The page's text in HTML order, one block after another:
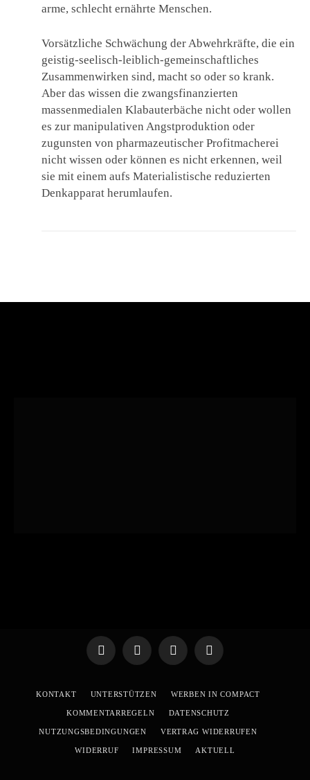
arme, schlecht ernährte Menschen.
Vorsätzliche Schwächung der Abwehrkräfte, die ein
geistig-seelisch-leiblich-gemeinschaftliches
Zusammenwirken sind, macht so oder so krank.
Aber das wissen die zwangsfinanzierten
massenmedialen Klabauterbäche nicht oder wollen
es zur manipulativen Angstproduktion oder
zugunsten von pharmazeutischer Profitmacherei
nicht wissen oder können es nicht erkennen, weil
sie mit einem aufs Materialistische reduzierten
Denkapparat herumlaufen.
TelegramWhatsApp
X
YouTube
KONTAKT UNTERSTÜTZEN WERBEN IN COMPACT
KOMMENTARREGELN DATENSCHUTZ
NUTZUNGSBEDINGUNGEN VERTRAG WIDERRUFEN
WIDERRUF IMPRESSUM AKTUELL